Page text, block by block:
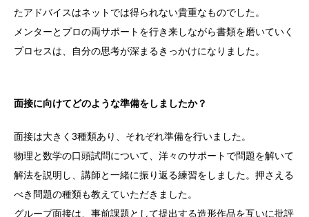
たアドバイスはネットでは得られない貴重なものでした。
メンターとプロの両サポートを行き来しながら書類を磨いていく
プロセスは、自分の思考が深まるきっかけになりました。
面接に向けてどのような準備をしましたか？
面接は大きく3種類あり、それぞれ準備を行いました。
物理と数学の口頭試問について、洋々のサポートで問題を解いて
解法を説明し、講師と一緒に振り返る練習をしました。押さえる
べき問題の種類も教えていただきました。
グループ面接は、事前課題として提出する造形作品を互いに批評